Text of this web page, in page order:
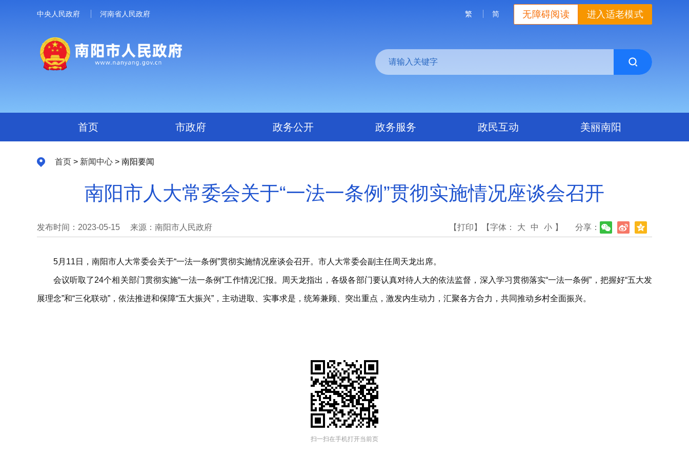
中央人民政府 河南省人民政府 进入适老模式
无障碍阅读
繁 简
首页 市政府 政务公开 政务服务 政民互动 美丽南阳
首页 > 新闻中心 > 南阳要闻
南阳市人大常委会关于“一法一条例”贯彻实施情况座谈会召开
发布时间：2023-05-15 来源：南阳市人民政府 分享：
【打印】 【字体： 大 中 小 】
5月11日，南阳市人大常委会关于“一法一条例”贯彻实施情况座谈会召开。市人大常委会副主任周天龙出席。
会议听取了24个相关部门贯彻实施“一法一条例”工作情况汇报。周天龙指出，各级各部门要认真对待人大的依法监督，深入学习贯彻落实“一法一条例”，把握好“五大发
展理念”和“三化联动”，依法推进和保障“五大振兴”，主动进取、实事求是，统筹兼顾、突出重点，激发内生动力，汇聚各方合力，共同推动乡村全面振兴。
扫一扫在手机打开当前页